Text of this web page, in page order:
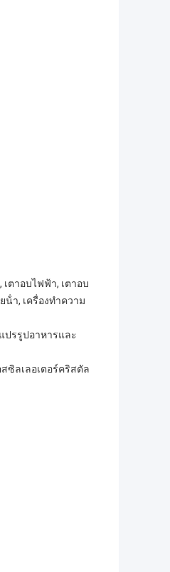
ตาอบไฟฟ้า, เตาอบ
น้ํา, เครื่องทําความ
ปรรูปอาหารและ
ซิลเลอเตอร์คริสตัล